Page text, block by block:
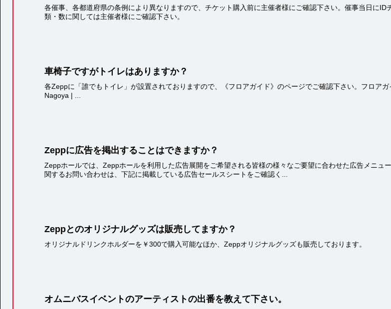
各催事、各都道府県の条例により異なりますので、チケット購入前に主催者様にご確認下さい。催事当日に
類・数に関しては主催者様にご確認下さい。
車椅子ですがトイレはありますか？
各Zeppに「誰でもトイレ」が設置されておりますので、《フロアガイド》のページでご確認下さい。フロア
Nagoya | ...
Zeppに広告を掲出することはできますか？
Zeppホールでは、Zeppホールを利用した広告展開をご希望される皆様の様々なご要望に合わせた広告メニュ
関するお問い合わせは、下記に掲載している広告セールスシートをご確認く...
Zeppとのオリジナルグッズは販売してますか？
オリジナルドリンクホルダーを￥300で購入可能なほか、Zeppオリジナルグッズも販売しております。
オムニバスイベントのアーティストの出番を教えて下さい。